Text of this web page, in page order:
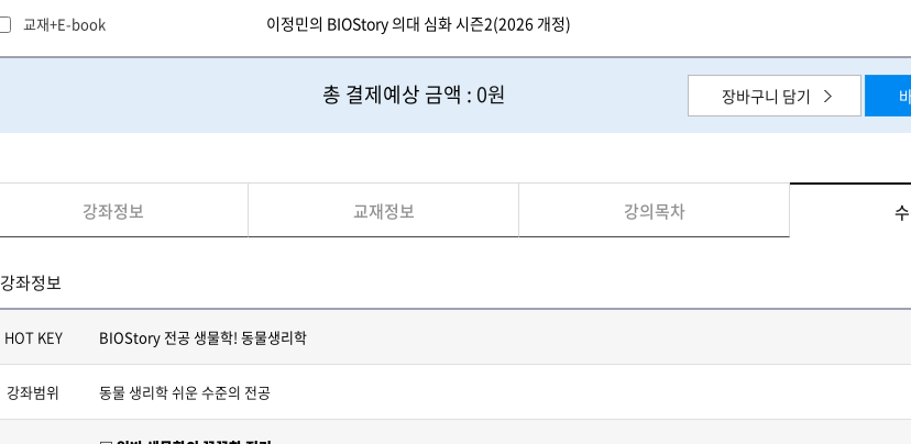
교재+E-book 이정민의 BIOStory 의대 심화 시즌2(2026 개정)
총 결제예상 금액 : 0원 장바구니 담기
강좌정보 교재정보 강의목차
강좌정보
HOT KEY BIOStory 전공 생물학! 동물생리학
강좌범위 동물 생리학 쉬운 수준의 전공